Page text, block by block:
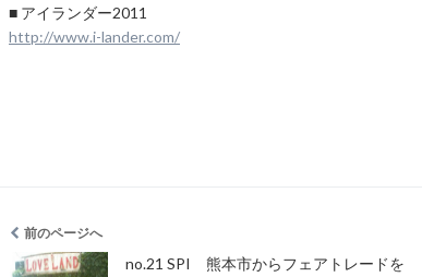
■ アイランダー2011
http://www.i-lander.com/
前のページへ
no.21 SPI 熊本市からフェアトレードを